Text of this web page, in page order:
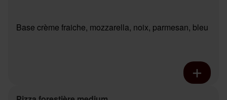
Base crème fraiche, mozzarella, noix, parmesan, bleu